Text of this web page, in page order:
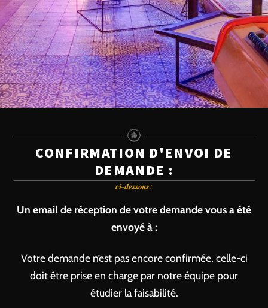
CONFIRMATION D'ENVOI DE
DEMANDE :
ci-dessous :
Un email de réception de votre demande vous a été
envoyé à :
Votre demande n’est pas encore confirmée, celle-ci
doit être prise en charge par notre équipe pour
étudier la faisabilité.